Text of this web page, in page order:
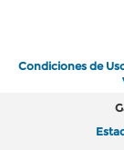
Condiciones de